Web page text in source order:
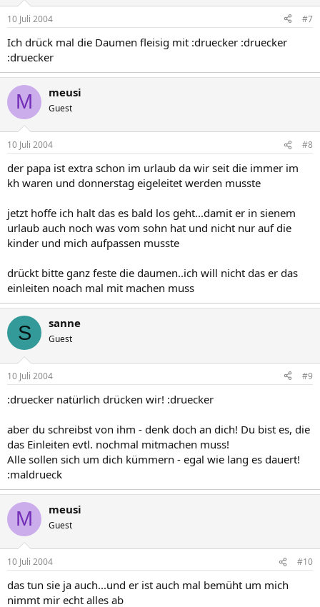
10 Juli 2004 #7
Ich drück mal die Daumen fleisig mit :druecker :druecker
:druecker
M meusi
Guest
10 Juli 2004 #8
der papa ist extra schon im urlaub da wir seit die immer im
kh waren und donnerstag eigeleitet werden musste
jetzt hoffe ich halt das es bald los geht...damit er in sienem
urlaub auch noch was vom sohn hat und nicht nur auf die
kinder und mich aufpassen musste
drückt bitte ganz feste die daumen..ich will nicht das er das
einleiten noach mal mit machen muss
S sanne
Guest
10 Juli 2004 #9
:druecker natürlich drücken wir! :druecker
aber du schreibst von ihm - denk doch an dich! Du bist es, die
das Einleiten evtl. nochmal mitmachen muss!
Alle sollen sich um dich kümmern - egal wie lang es dauert!
:maldrueck
M meusi
Guest
10 Juli 2004 #10
das tun sie ja auch...und er ist auch mal bemüht um mich
nimmt mir echt alles ab